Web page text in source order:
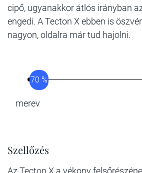
cipő, ugyanakkor átlós irányban
engedi. A Tecton X ebben is
nagyon, oldalra már tud hajolni.
70 %
merev
Szellőzés
Az Tecton X a vékony